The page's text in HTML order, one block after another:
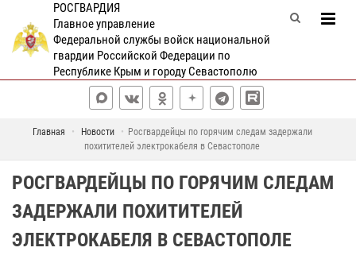
РОСГВАРДИЯ
Главное управление
Федеральной службы войск национальной
гвардии Российской Федерации по
Республике Крым и городу Севастополю
Главная Новости
Росгвардейцы по горячим следам задержали
похитителей электрокабеля в Севастополе
РОСГВАРДЕЙЦЫ ПО ГОРЯЧИМ СЛЕДАМ
ЗАДЕРЖАЛИ ПОХИТИТЕЛЕЙ
ЭЛЕКТРОКАБЕЛЯ В СЕВАСТОПОЛЕ